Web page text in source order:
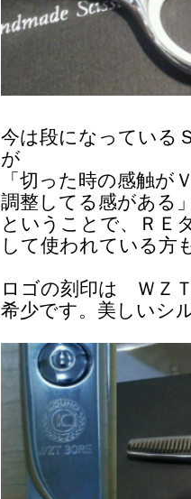
今は段になっている
が
「切った時の感触が
調整してる感がある
ということで、ＲＥ
して使われている方
ロゴの刻印は ＷＺ
希少です。美しいシ